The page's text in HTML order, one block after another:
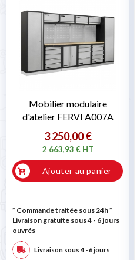
Mobilier modulaire
d'atelier FERVI A007A
3 250,00 €
2 663,93 € HT
Ajouter au panier
* Commande traitée sous 24h*
Livraison gratuite sous 4 - 6 jours
ouvrés
Livraison sous 4 - 6 jours